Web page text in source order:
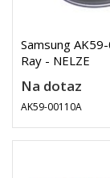
Samsung
Ray - NELZE
Na dotaz
AK59-00110A